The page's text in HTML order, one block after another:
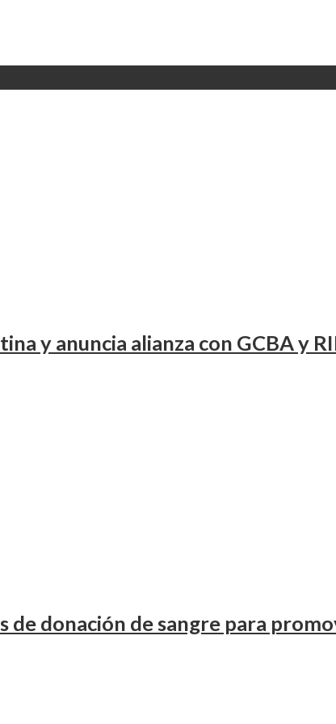
y anuncia alianza con GCBA y
de donación de sangre para